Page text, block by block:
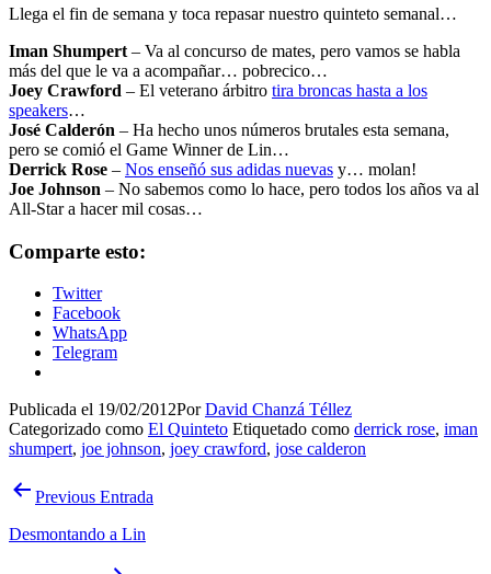
Llega el fin de semana y toca repasar nuestro quinteto semanal…
Iman Shumpert – Va al concurso de mates, pero vamos se habla
más del que le va a acompañar… pobrecico…
Joey Crawford – El veterano árbitro tira broncas hasta a los
speakers…
José Calderón – Ha hecho unos números brutales esta semana,
pero se comió el Game Winner de Lin…
Derrick Rose – Nos enseñó sus adidas nuevas y… molan!
Joe Johnson – No sabemos como lo hace, pero todos los años va al
All-Star a hacer mil cosas…
Comparte esto:
Twitter
Facebook
WhatsApp
Telegram
Publicada el 19/02/2012PorDavid Chanzá Téllez
Categorizado como El Quinteto Etiquetado como derrick rose, iman
shumpert, joe johnson, joey crawford, jose calderon
Navegación
entradas
Previous Entrada
Desmontando a Lin